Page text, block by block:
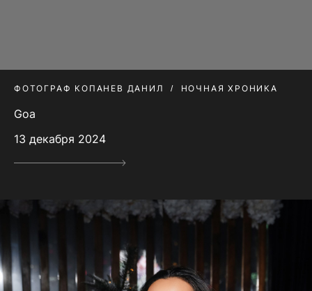
ФОТОГРАФ КОПАНЕВ ДАНИЛ НОЧНАЯ ХРОНИКА
Goa
13 декабря 2024